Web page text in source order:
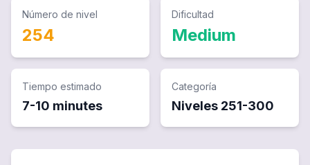
Número de nivel
254
Dificultad
Medium
Tiempo estimado
7-10 minutes
Categoría
Niveles 251-300